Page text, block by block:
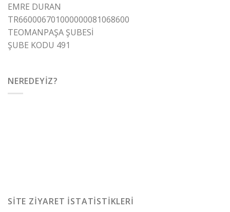
EMRE DURAN
TR660006701000000081068600
TEOMANPAŞA ŞUBESİ
ŞUBE KODU 491
NEREDEYIZ?
SITE ZIYARET İSTATISTIKLERI